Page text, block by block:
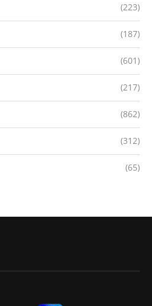
(223)
(187)
(601)
(217)
(862)
(312)
(65)